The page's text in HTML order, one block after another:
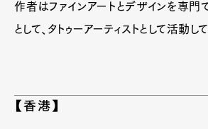
作者はファインアートとデザインを専
として、タトゥーアーティストとして活動し
【香港】